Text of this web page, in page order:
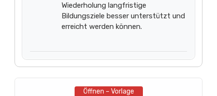
Wiederholung langfristige
Bildungsziele besser unterstützt und
erreicht werden können.
Öffnen – Vorlage